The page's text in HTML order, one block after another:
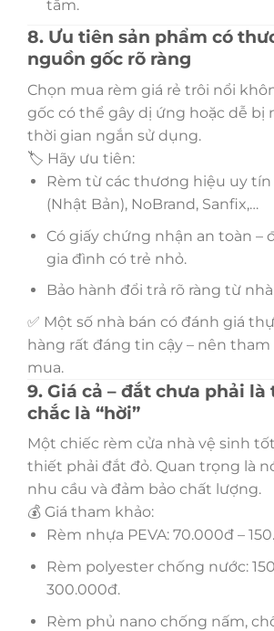
tắm.
8. Ưu tiên sản phẩm có
nguồn gốc rõ ràng
Chọn mua rèm giá rẻ trôi nổi
gốc có thể gây dị ứng hoặc dễ bị
thời gian ngắn sử dụng.
🏷️ Hãy ưu tiên:
Rèm từ các thương hiệu uy tín
(Nhật Bản), NoBrand, Sanfix,…
Có giấy chứng nhận an toàn –
gia đình có trẻ nhỏ.
Bảo hành đổi trả rõ ràng từ
✅ Một số nhà bán có đánh giá
hàng rất đáng tin cậy – nên
mua.
9. Giá cả – đắt chưa phải là
chắc là “hời”
Một chiếc rèm cửa nhà vệ sinh
thiết phải đắt đỏ. Quan trọng là
nhu cầu và đảm bảo chất lượng.
💰 Giá tham khảo:
Rèm nhựa PEVA: 70.000đ –
Rèm polyester chống nước:
300.000đ.
Rèm phủ nano chống nấm,